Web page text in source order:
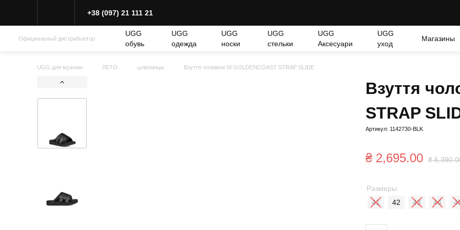
+38 (097) 21 111 21
Официальный дистрибьютор
UGG
обувь
UGG
одежда
UGG
носки
UGG
стельки
UGG
Аксесуари
UGG
уход
Магазины
UGG для мужчин ЛЕТО шлепанцы Взуття чоловіче M GOLDENCOAST STRAP SLIDE
Взуття
STRAP
Артикул: 1142730-BLK
₴
₴2,695.00
Размеры
41
42 43 44